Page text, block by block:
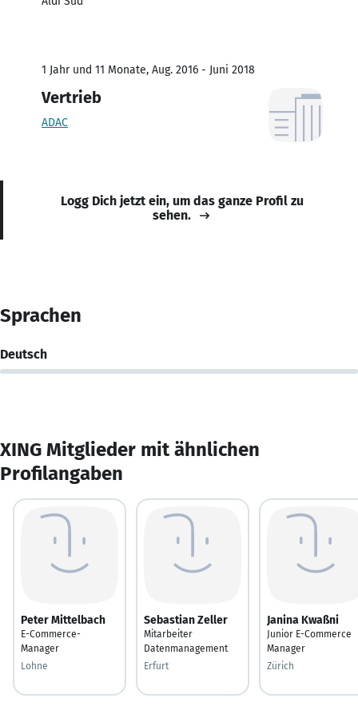
1 Jahr und 11 Monate, Aug. 2016 - Juni 2018
Vertrieb
ADAC
Logg Dich jetzt ein, um das ganze Profil zu
sehen.
Sprachen
Deutsch
XING Mitglieder mit ähnlichen
Profilangaben
Peter Mittelbach
E-Commerce-
Manager
Lohne
Sebastian Zeller
Mitarbeiter
Datenmanagement
Erfurt
Janina Kwaßni
Junior E-Commerce
Manager
Zürich